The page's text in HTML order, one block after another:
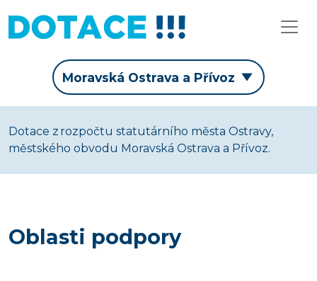
Moravská Ostrava a Přívoz
Dotace z rozpočtu statutárního města Ostravy,
městského obvodu Moravská Ostrava a Přívoz.
Oblasti podpory